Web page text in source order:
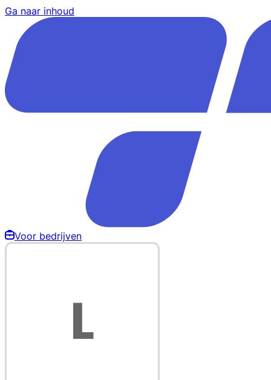
Ga naar inhoud
Voor bedrijven